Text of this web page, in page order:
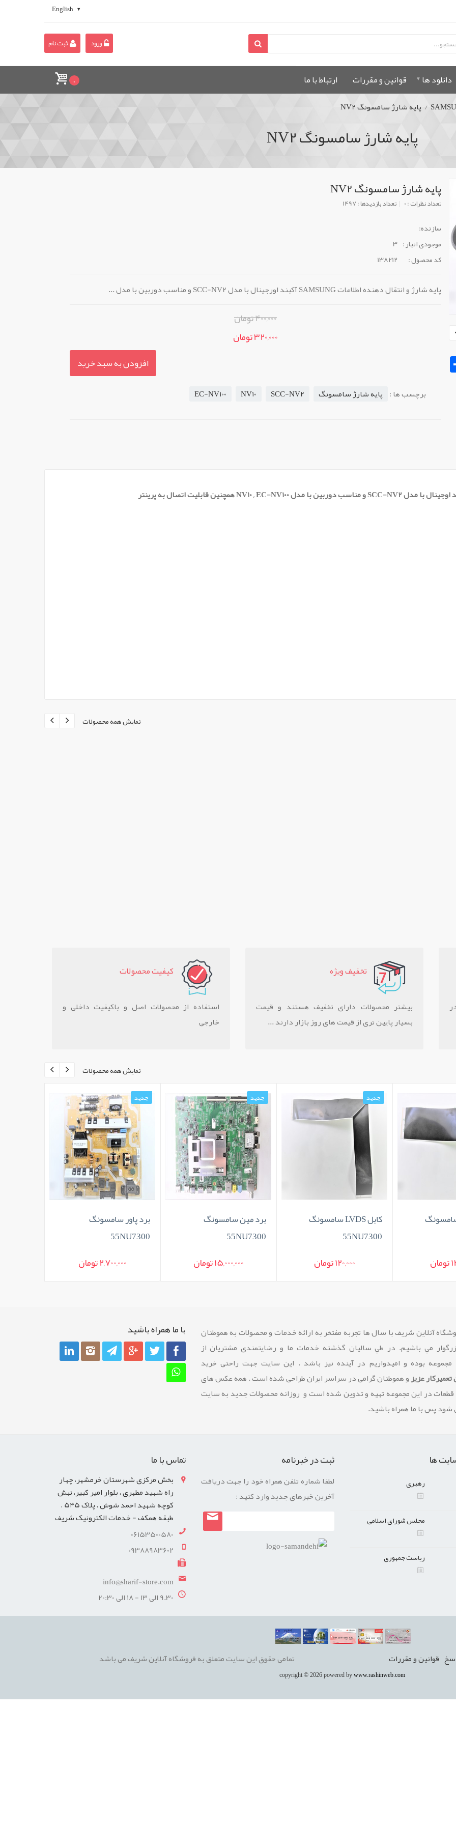
English
ورود ثبت نام
دانلود ها قوانين و مقررات ارتباط با ما 0
/ پایه شارژ سامسونگ NV2
پایه شارژ سامسونگ NV2
پایه شارژ سامسونگ NV2
تعداد نظرات : 0 تعداد بازدیدها : 1497
سازنده:
موجودی انبار : 3
کد محصول :
138212
پایه شارژ و انتقال دهنده اطلاعات SAMSUNG آکبند اورجینال با مدل SCC-NV2 و مناسب دوربین با مدل ...
400,000 تومان
320,000 تومان
افزودن به سبد خرید
برچسب ها : پایه شارژ سامسونگ SCC-NV2
NV10
EC-NV100
نمایش همه محصولات
تخفيف ويژه
بیشتر محصولات دارای تخفیف هستند و قیمت
بسیار پایین تری از قیمت های روز بازار دارند ...
کيفيت محصولات
استفاده از محصولات اصل و باکیفیت داخلی و
خارجی
نمایش همه محصولات
کابل LVDS سامسونگ
جدید
برد مین سامسونگ
جدید
برد پاور سامسونگ
جدید
کنترل سامسونگ
آنلاین شريف با سال ها تجربه مفتخر به ارائه خدمات و محصولات به هموطنان
مي باشيم. در طي ساليان گذشته خدمات ما و رضايتمندی مشتريان از
مجموعه بوده و امیدواریم در آینده نیز باشد . این سایت جهت راحتی خرید
عزیزو هموطنان گرامی در سراسر ایران طراحی شده است . همه عکس های
قطعات در این مجموعه تهیه و تدوین شده است و روزانه محصولات جدید به سایت
شود پس با ما همراه باشید.
با ما همراه باشيد
ها
رهبری
مجلس شورای اسلامی
ریاست جمهوری
ثبت در خبرنامه
لطفا شماره تلفن همراه خود را جهت دریافت
آخرین خبرهای جدید وارد کنید :
تماس با ما
بخش مرکزی شهرستان خرمشهر، چهار
راه شهید مطهری ، بلوار امیر کبیر، نبش
کوچه شهید احمد شوش ، پلاک 545 ،
طبقه همکف - خدمات الکترونیک شریف
06153500580
09388983602
info@sharif-store.com
9.30 الی 13 - 18 الی 20:30
قوانين و مقررات تمامی حقوق این سایت متعلق به فروشگاه آنلاین شریف می باشد
copyright © 2026 powered by www.rashinweb.com